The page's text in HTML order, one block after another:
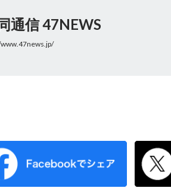
通信 47NEWS